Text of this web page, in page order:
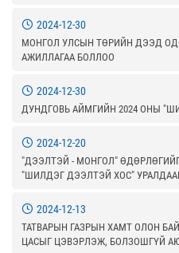
2024-12-30
МОНГОЛ УЛСЫН ТӨРИЙН ДЭЭД
АЖИЛЛАГАА БОЛЛОО
2024-12-30
ДУНДГОВЬ АЙМГИЙН 2024 ОНЫ
2024-12-20
"ДЭЭЛТЭЙ - МОНГОЛ"
"ШИЛДЭГ ДЭЭЛТЭЙ ХОС"
2024-12-13
ТАТВАРЫН ГАЗРЫН ХАМТ ОЛОН
ЦАСЫГ ЦЭВЭРЛЭЖ, БОЛЗОШГҮЙ